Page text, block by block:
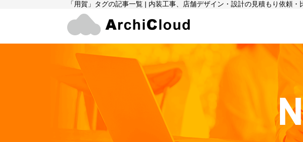
「用賀」タグの記事一覧 | 内装工事、店舗デザイン・設計の見積もり依頼・